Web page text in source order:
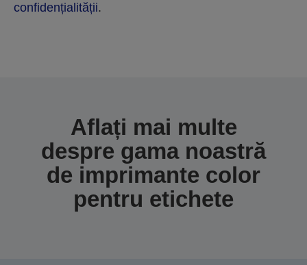
confidențialității.
următoarele câteva zile lucrătoare.
Aflați mai multe
despre gama noastră
de imprimante color
pentru etichete